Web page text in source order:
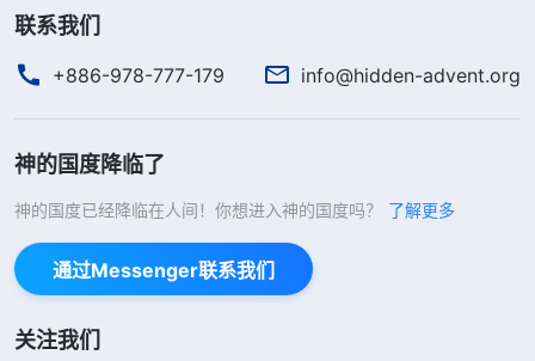
就看淡了名誉，看淡了名声、信誉、人格，是不是
总发大财，虽然挣来的是不义之财，但是人家手里钱
好，你心里就不是滋味，你说‘我怎么就不能有那个
本事呢？我怎么就挣不来跟他一样多的钱呢？我得想
办法让我手里的钱越来越多，让我的生意兴旺起
来’，然后你就琢磨道儿了。按照平常那种方式挣
联系我们
+886-978-777-179 info@hidden-advent.org
神的国度降临了
神的国度已经降临在人间！你想进入神的国度吗？ 了解更多
通过Messenger联系我们
关注我们